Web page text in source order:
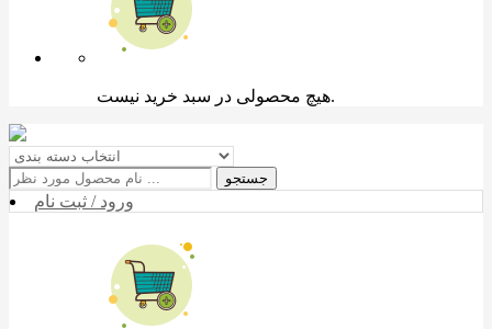
هیچ محصولی در سبد خرید نیست.
جستجو
ورود / ثبت نام